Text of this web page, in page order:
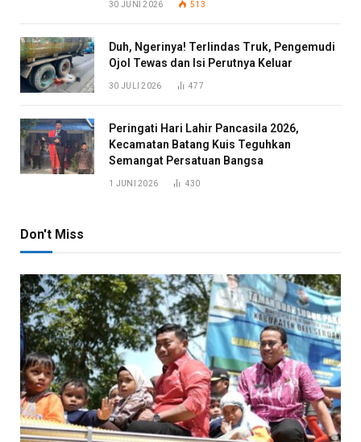
30 JUNI 2026 513
Duh, Ngerinya! Terlindas Truk, Pengemudi
Ojol Tewas dan Isi Perutnya Keluar
30 JULI 2026 477
Peringati Hari Lahir Pancasila 2026,
Kecamatan Batang Kuis Teguhkan
Semangat Persatuan Bangsa
1 JUNI 2026 430
Don't Miss